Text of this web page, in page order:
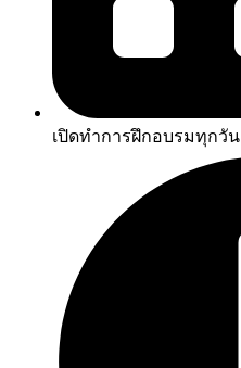
เปิดทำการฝึกอบรมทุกวัน